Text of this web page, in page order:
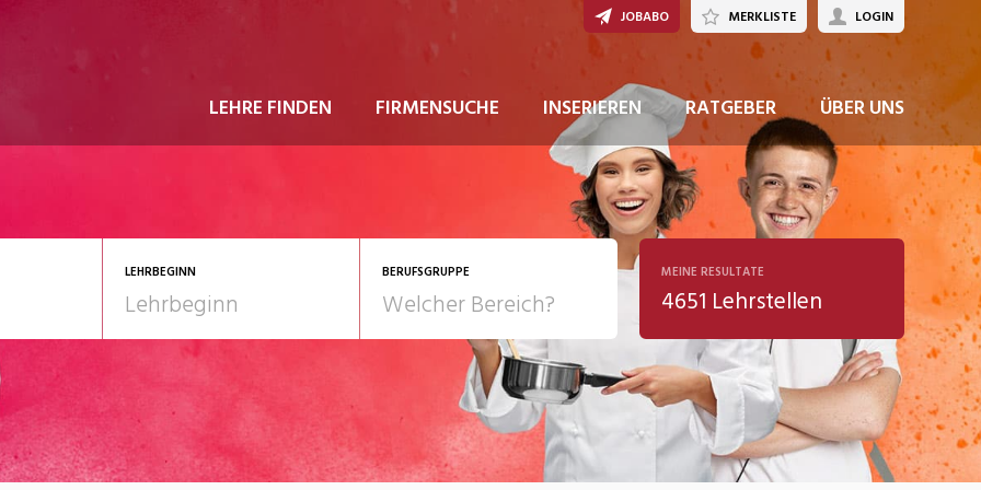
LEHRE FINDEN FIRMENSUCHE INSERIEREN RATGEBER ÜBER UNS
JOBABO MERKLISTE LOGIN
LEHRBEGINN BERUFSGRUPPE
Gesundheit/Pflege/Soziales
Telco
Kultur
MEINE RESULTATE
4651 Lehrstellen
JETZT BEWERBEN